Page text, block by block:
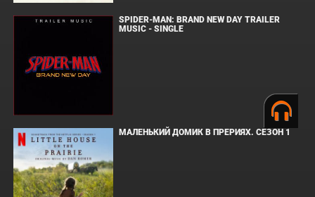
SPIDER-MAN: BRAND NEW DAY TRAILER
MUSIC - SINGLE
МАЛЕНЬКИЙ ДОМИК В ПРЕРИЯХ. СЕЗОН 1